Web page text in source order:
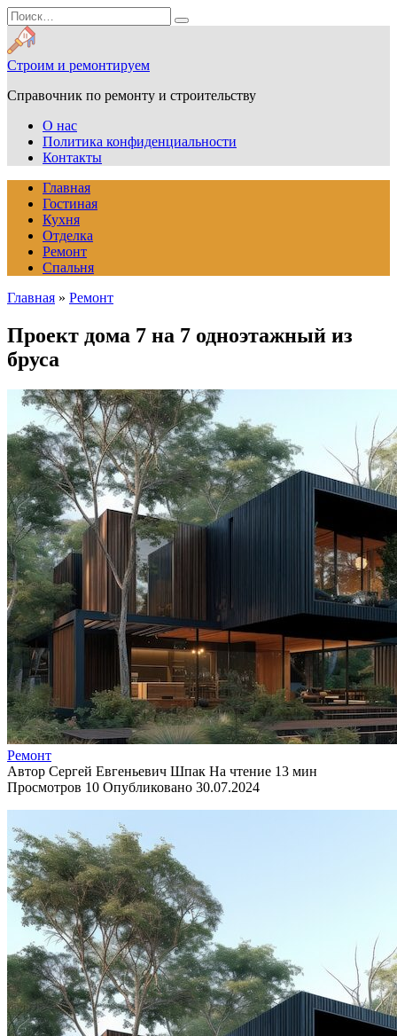
Перейти
к
содержанию
Search
for:
Строим и ремонтируем
Справочник по ремонту и строительству
О нас
Политика конфиденциальности
Контакты
Главная
Гостиная
Кухня
Отделка
Ремонт
Спальня
Главная » Ремонт
Проект дома 7 на 7 одноэтажный из
бруса
Ремонт
Автор Сергей Евгеньевич Шпак На чтение 13 мин
Просмотров 10 Опубликовано 30.07.2024